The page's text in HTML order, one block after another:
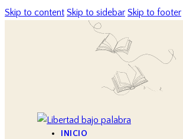
Skip to content Skip to sidebar Skip to footer
INICIO